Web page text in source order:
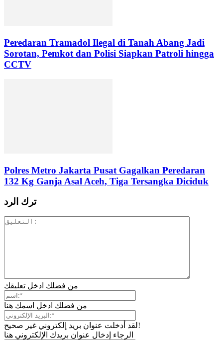
Peredaran Tramadol Ilegal di Tanah Abang Jadi
Sorotan, Pemkot dan Polisi Siapkan Patroli hingga
CCTV
Polres Metro Jakarta Pusat Gagalkan Peredaran
132 Kg Ganja Asal Aceh, Tiga Tersangka Diciduk
ترك الرد
من فضلك ادخل تعليقك
من فضلك ادخل اسمك هنا
لقد أدخلت عنوان بريد إلكتروني غير صحيح!
الرجاء إدخال عنوان بريدك الإلكتروني هنا